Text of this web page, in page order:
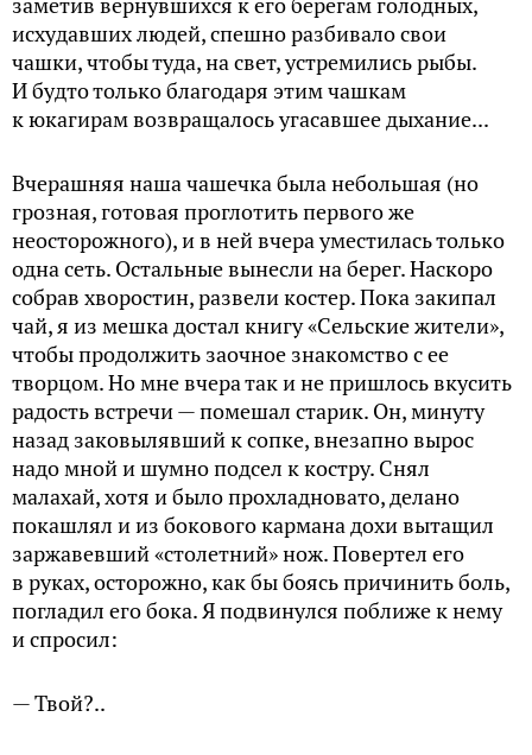
исхудавших людей, спешно разбивало свои
чашки, чтобы туда, на свет, устремились рыбы.
И будто только благодаря этим чашкам
к юкагирам возвращалось угасавшее дыхание...
Вчерашняя наша чашечка была небольшая (но
грозная, готовая проглотить первого же
неосторожного), и в ней вчера уместилась только
одна сеть. Остальные вынесли на берег. Наскоро
собрав хворостин, развели костер. Пока закипал
чай, я из мешка достал книгу «Сельские жители»,
чтобы продолжить заочное знакомство с ее
творцом. Но мне вчера так и не пришлось вкусить
радость встречи — помешал старик. Он, минуту
назад заковылявший к сопке, внезапно вырос
надо мной и шумно подсел к костру. Снял
малахай, хотя и было прохладновато, делано
покашлял и из бокового кармана дохи вытащил
заржавевший «столетний» нож. Повертел его
в руках, осторожно, как бы боясь причинить боль,
погладил его бока. Я подвинулся поближе к нему
и спросил:
— Твой?..